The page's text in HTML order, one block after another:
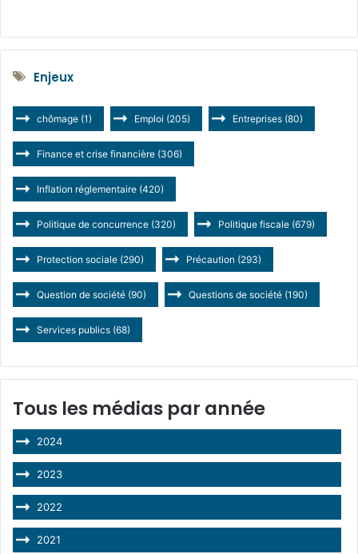
Enjeux
chômage (1) Emploi (205) Entreprises (80)
Finance et crise financière (306)
Inflation réglementaire (420)
Politique de concurrence (320) Politique fiscale (679)
Protection sociale (290) Précaution (293)
Question de société (90) Questions de société (190)
Services publics (68)
Tous les médias par année
2024
2023
2022
2021